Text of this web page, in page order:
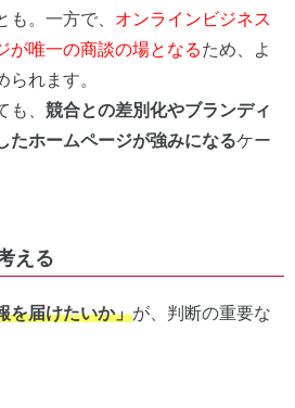
も。一方で、 オンラインビジネス
が唯一の商談の場となるため、よ
られます。
、 競合との差別化やブランディ
たホームページが強みになるケー
える
を届けたいか」が、判断の重要な